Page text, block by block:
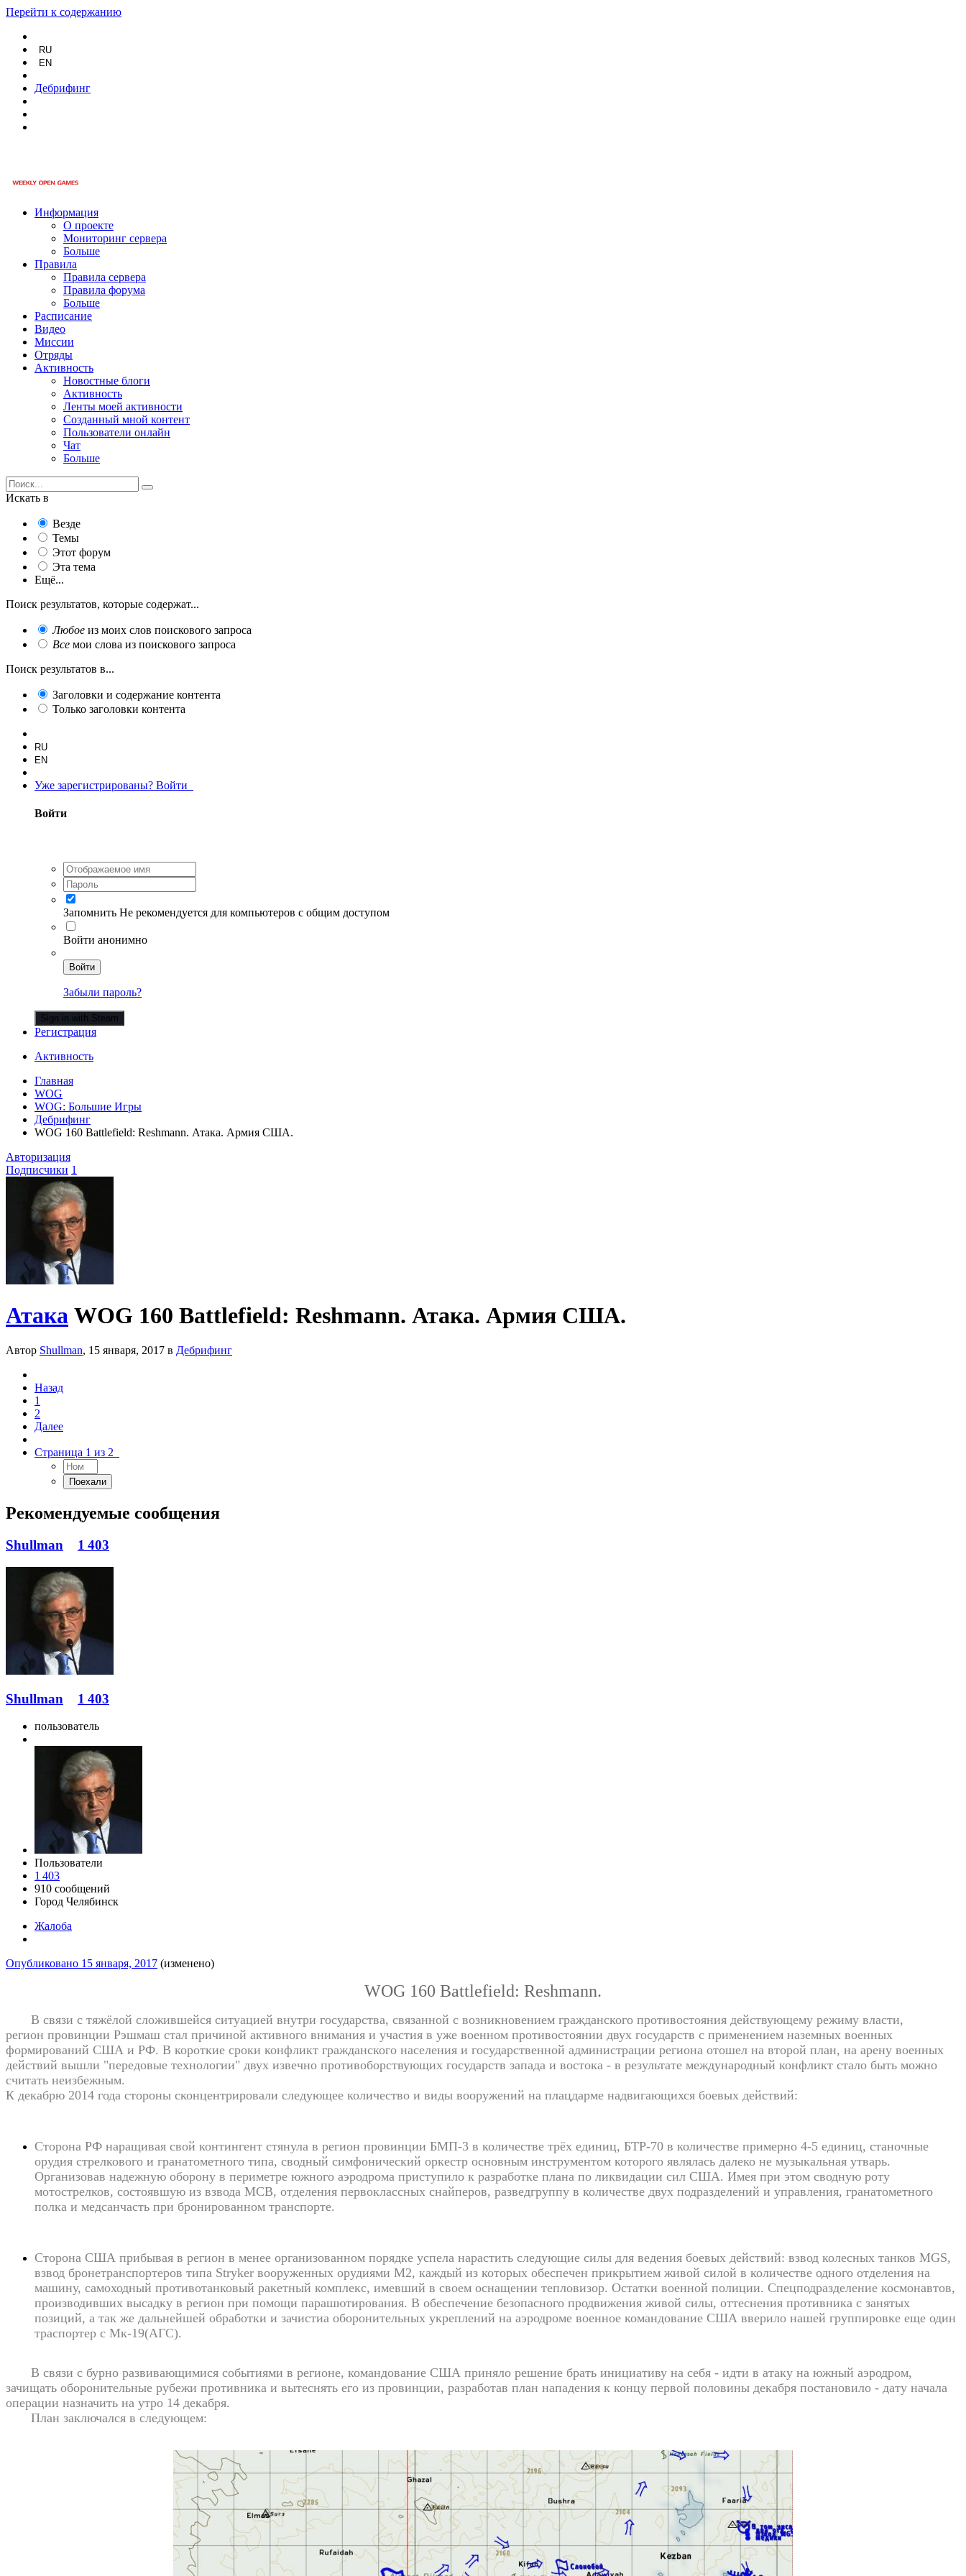
Перейти к содержанию
RU
EN
Дебрифинг
Информация
О проекте
Мониторинг сервера
Больше
Правила
Правила сервера
Правила форума
Больше
Расписание
Видео
Миссии
Отряды
Активность
Новостные блоги
Активность
Ленты моей активности
Созданный мной контент
Пользователи онлайн
Чат
Больше
Искать в
Везде
Темы
Этот форум
Эта тема
Ещё...
Поиск результатов, которые содержат...
Любое из моих слов поискового запроса
Все мои слова из поискового запроса
Поиск результатов в...
Заголовки и содержание контента
Только заголовки контента
RU
EN
Уже зарегистрированы? Войти
Войти
Запомнить Не рекомендуется для компьютеров с общим доступом
Войти анонимно
Войти
Забыли пароль?
Sign in with Steam
Регистрация
Активность
Главная
WOG
WOG: Большие Игры
Дебрифинг
WOG 160 Battlefield: Reshmann. Атака. Армия США.
Авторизация
Подписчики 1
Атака WOG 160 Battlefield: Reshmann. Атака. Армия США.
Автор Shullman, 15 января, 2017 в Дебрифинг
Назад
1
2
Далее
Страница 1 из 2
Рекомендуемые сообщения
Shullman 1 403
Shullman 1 403
пользователь
Пользователи
1 403
910 сообщений
Город Челябинск
Жалоба
Опубликовано 15 января, 2017 (изменено)
WOG 160 Battlefield: Reshmann.
В связи с тяжёлой сложившейся ситуацией внутри государства, связанной с возникновением гражданского противостояния действующему режиму власти,
регион провинции Рэшмаш стал причиной активного внимания и участия в уже военном противостоянии двух государств с применением наземных военных
формирований США и РФ. В короткие сроки конфликт гражданского населения и государственной администрации региона отошел на второй план, на арену военных
действий вышли "передовые технологии" двух извечно противоборствующих государств запада и востока - в результате международный конфликт стало быть можно
считать неизбежным.
К декабрю 2014 года стороны сконцентрировали следующее количество и виды вооружений на плацдарме надвигающихся боевых действий:
Сторона РФ наращивая свой контингент стянула в регион провинции БМП-3 в количестве трёх единиц, БТР-70 в количестве примерно 4-5 единиц, станочные
орудия стрелкового и гранатометного типа, сводный симфонический оркестр основным инструментом которого являлась далеко не музыкальная утварь.
Организовав надежную оборону в периметре южного аэродрома приступило к разработке плана по ликвидации сил США. Имея при этом сводную роту
мотострелков, состоявшую из взвода МСВ, отделения первоклассных снайперов, разведгруппу в количестве двух подразделений и управления, гранатометного
полка и медсанчасть при бронированном транспорте.
Сторона США прибывая в регион в менее организованном порядке успела нарастить следующие силы для ведения боевых действий: взвод колесных танков MGS,
взвод бронетранспортеров типа Stryker вооруженных орудиями М2, каждый из которых обеспечен прикрытием живой силой в количестве одного отделения на
машину, самоходный противотанковый ракетный комплекс, имевший в своем оснащении тепловизор. Остатки военной полиции. Спецподразделение космонавтов,
производивших высадку в регион при помощи парашютирования. В обеспечение безопасного продвижения живой силы, оттеснения противника с занятых
позиций, а так же дальнейшей обработки и зачистиа оборонительных укреплений на аэродроме военное командование США вверило нашей группировке еще один
траспортер с Мк-19(АГС).
В связи с бурно развивающимися событиями в регионе, командование США приняло решение брать инициативу на себя - идти в атаку на южный аэродром,
зачищать оборонительные рубежи противника и вытеснять его из провинции, разработав план нападения к концу первой половины декабря постановило - дату начала
операции назначить на утро 14 декабря.
План заключался в следующем: